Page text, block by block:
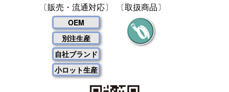
〔販売・流通対応〕
OEM
別注生産
自社ブランド
小ロット生産
〔取扱商品〕